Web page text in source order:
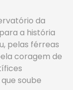
da
a história
pelas férreas
coragem de
soube